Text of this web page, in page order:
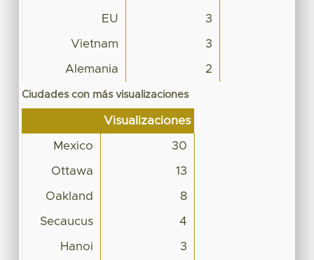
EU 3
Vietnam 3
Alemania 2
Ciudades con más visualizaciones
Visualizaciones
Mexico 30
Ottawa 13
Oakland 8
Secaucus 4
Hanoi 3